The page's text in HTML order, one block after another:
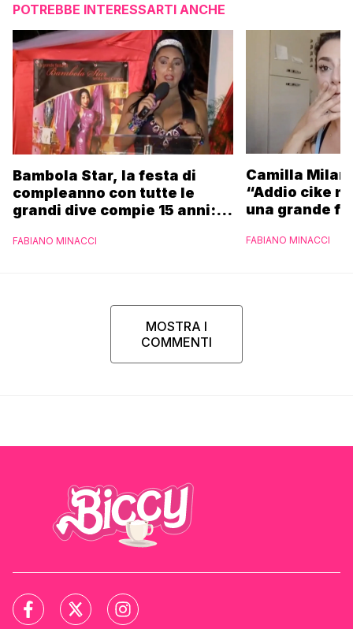
POTREBBE INTERESSARTI ANCHE
Bambola Star, la festa di
compleanno con tutte le
grandi dive compie 15 anni: il
FABIANO MINACCI
Camilla
“Addio cike
una grande
FABIANO MINACCI
MOSTRA I
COMMENTI